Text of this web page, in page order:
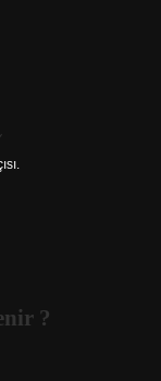
?